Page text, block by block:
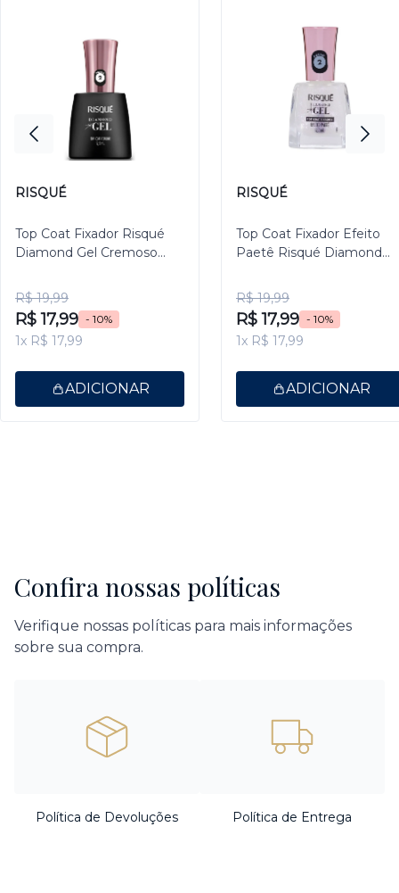
RISQUÉ
Top Coat Fixador Risqué
Diamond Gel Cremoso
R$ 19,99
R$ 17,99 - 10%
1x R$ 17,99
ADICIONAR
RISQUÉ
Top Coat Fixador Efeito
Paetê Risqué Diamond
R$ 19,99
R$ 17,99 - 10%
1x R$ 17,99
ADICIONAR
Confira nossas políticas
Verifique nossas políticas para mais informações
sobre sua compra.
Política de Devoluções Política de Entrega